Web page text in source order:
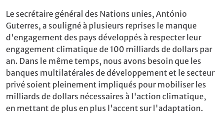
Le secrétaire général des Nations unies, António
Guterres, a souligné à plusieurs reprises le manque
d'engagement des pays développés à respecter leur
engagement climatique de 100 milliards de dollars par
an. Dans le même temps, nous avons besoin que les
banques multilatérales de développement et le secteur
privé soient pleinement impliqués pour mobiliser les
milliards de dollars nécessaires à l'action climatique,
en mettant de plus en plus l'accent sur l'adaptation.